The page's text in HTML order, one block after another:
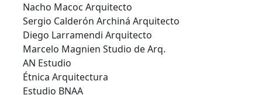
Nacho Macoc Arquitecto
Sergio Calderón Archiná Arquitecto
Diego Larramendi Arquitecto
Marcelo Magnien Studio de Arq.
AN Estudio
Étnica Arquitectura
Estudio BNAA